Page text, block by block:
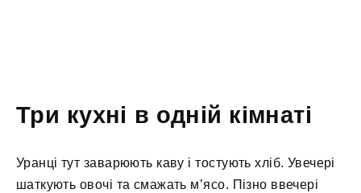
Три кухні в одній кімнаті
Уранці тут заварюють каву і тостують хліб. Увечері
шаткують овочі та смажать м’ясо. Пізно ввечері